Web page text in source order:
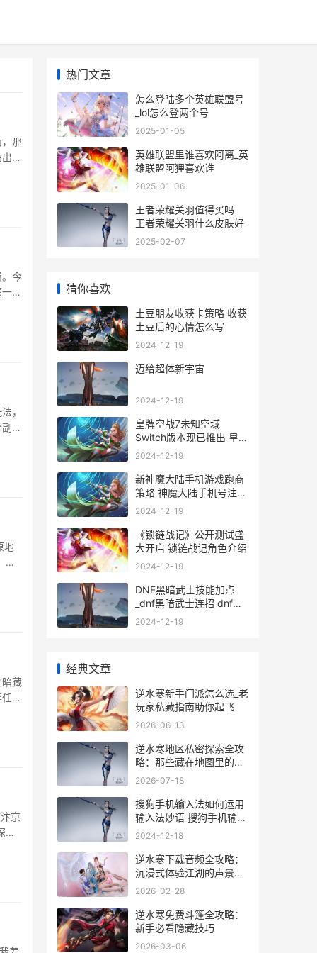
那
今
堆
，
本
地
让
藏
务
京
夜
热门文章
怎么登陆多个英雄联盟号
_lol怎么登两个号
2025-01-05
英雄联盟里谁喜欢阿离_英
雄联盟阿狸喜欢谁
2025-01-06
王者荣耀关羽值得买吗
王者荣耀关羽什么皮肤好
2025-02-07
猜你喜欢
土豆朋友收获卡策略 收获
土豆后的心情怎么写
2024-12-19
迈给超体新宇宙
2024-12-19
皇牌空战7未知空域
Switch版本现已推出 皇牌
空战7未知空域
2024-12-19
新神魔大陆手机游戏跑商
策略 神魔大陆手机号注册
账号怎么修改掉
2024-12-19
《锁链战记》公开测试盛
大开启 锁链战记角色介绍
2024-12-19
DNF黑暗武士技能加点
_dnf黑暗武士连招 dnf黑
暗武士技能组合图
2024-12-19
经典文章
逆水寒新手门派怎么选_老
玩家私藏指南助你起飞
2026-06-13
逆水寒地区私密探索全攻
略：那些藏在地图里的秘
密你知道几个_
2026-07-18
搜狗手机输入法如何运用
输入法妙语 搜狗手机输入
法换行在哪里设置
2024-12-18
逆水寒下载音频全攻略：
沉浸式体验江湖的声景秘
密
2026-02-28
逆水寒免费斗篷全攻略：
新手必看隐藏技巧
2026-03-06